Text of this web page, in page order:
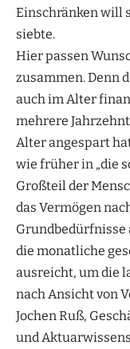
Einschränken will
siebte.
Hier passen
zusammen. Denn
auch im Alter
mehrere
Alter angespart
wie früher in „die
Großteil der
das Vermögen
Grundbedürfnisse
die monatliche
ausreicht, um die
nach Ansicht von
Jochen Ruß,
und